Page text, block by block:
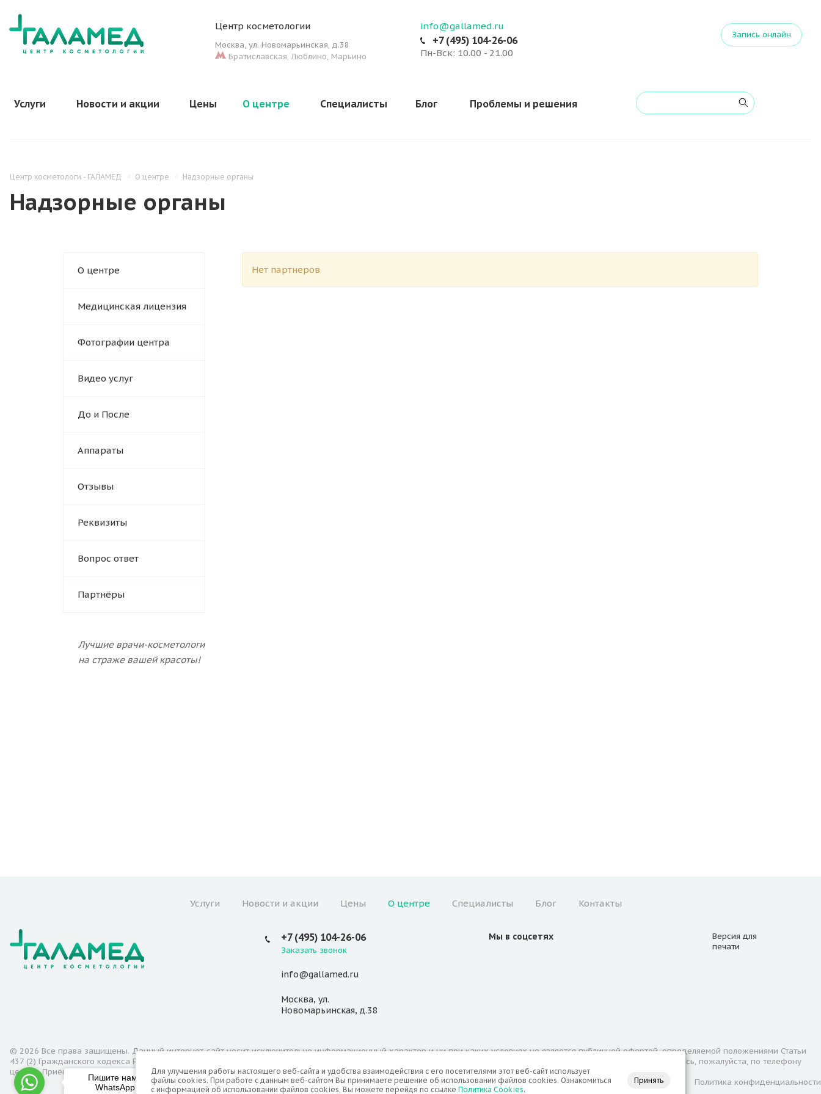
Центр косметологии
Москва, ул. Новомарьинская, д.38
Братиславская, Люблино, Марьино
info@gallamed.ru
+7 (495) 104-26-06
Пн-Вск: 10.00 - 21.00
Запись онлайн
Услуги Новости и акции Цены О центре Специалисты Блог Проблемы и решения
Центр косметологи - ГАЛАМЕД О центре Надзорные органы
Надзорные органы
О центре
Медицинская лицензия
Фотографии центра
Видео услуг
До и После
Аппараты
Отзывы
Реквизиты
Вопрос ответ
Партнёры
Лучшие врачи-косметологи
на страже вашей красоты!
Нет партнеров
Услуги Новости и акции Цены О центре Специалисты Блог Контакты
+7 (495) 104-26-06
Заказать звонок
info@gallamed.ru
Москва, ул.
Новомарьинская, д.38
Мы в соцсетях
Версия для
печати
© 2026 Все права защищены. Данный интернет-сайт носит исключительно информационный характер и ни при каких условиях не является публичной офертой, определяемой положениями Статьи
437 (2) Гражданского кодекса Российской Федерации. Для получения подробной информации о наличии и актуальной стоимости указанных на сайте услуг обращайтесь, пожалуйста, по телефону
центра. Приём пациентов в центре осуществляется с 18-ти лет.
Лицензии
Политика конфиденциальности
Для улучшения работы настоящего веб-сайта и удобства взаимодействия с его посетителями этот веб-сайт использует
файлы cookies. При работе с данным веб-сайтом Вы принимаете решение об использовании файлов cookies. Ознакомиться
с информацией об использовании файлов cookies, Вы можете перейдя по ссылке Политика Cookies.
Принять
Пишите нам в
WhatsApp.